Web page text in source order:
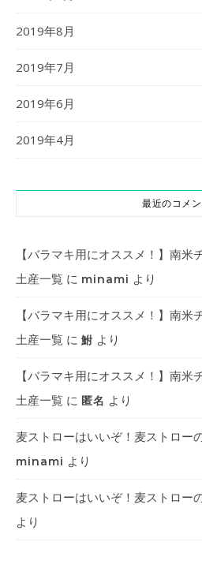
2019年8月
2019年7月
2019年6月
2019年4月
最近のコメン
【バラマキ用にオススメ！】南米
土産一覧 に minami より
【バラマキ用にオススメ！】南米
土産一覧 に 鮒 より
【バラマキ用にオススメ！】南米
土産一覧 に 匿名 より
麦ストローはいいぞ！麦ストロー
minami より
麦ストローはいいぞ！麦ストロー
より